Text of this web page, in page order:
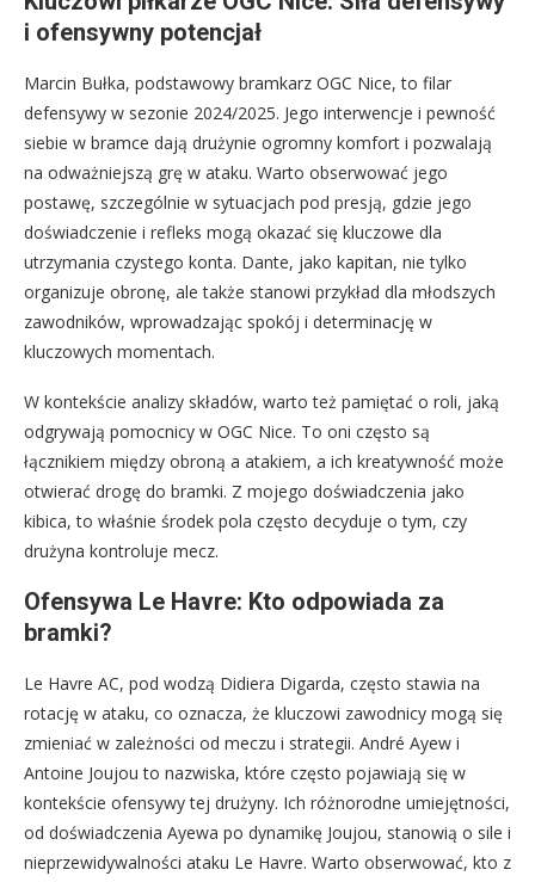
i ofensywny potencjał
Marcin Bułka, podstawowy bramkarz OGC Nice, to filar
defensywy w sezonie 2024/2025. Jego interwencje i pewność
siebie w bramce dają drużynie ogromny komfort i pozwalają
na odważniejszą grę w ataku. Warto obserwować jego
postawę, szczególnie w sytuacjach pod presją, gdzie jego
doświadczenie i refleks mogą okazać się kluczowe dla
utrzymania czystego konta. Dante, jako kapitan, nie tylko
organizuje obronę, ale także stanowi przykład dla młodszych
zawodników, wprowadzając spokój i determinację w
kluczowych momentach.
W kontekście analizy składów, warto też pamiętać o roli, jaką
odgrywają pomocnicy w OGC Nice. To oni często są
łącznikiem między obroną a atakiem, a ich kreatywność może
otwierać drogę do bramki. Z mojego doświadczenia jako
kibica, to właśnie środek pola często decyduje o tym, czy
drużyna kontroluje mecz.
Ofensywa Le Havre: Kto odpowiada za
bramki?
Le Havre AC, pod wodzą Didiera Digarda, często stawia na
rotację w ataku, co oznacza, że kluczowi zawodnicy mogą się
zmieniać w zależności od meczu i strategii. André Ayew i
Antoine Joujou to nazwiska, które często pojawiają się w
kontekście ofensywy tej drużyny. Ich różnorodne umiejętności,
od doświadczenia Ayewa po dynamikę Joujou, stanowią o sile i
nieprzewidywalności ataku Le Havre. Warto obserwować, kto z